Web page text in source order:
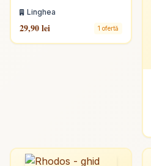
Linghea
29,90 lei 1 ofertă